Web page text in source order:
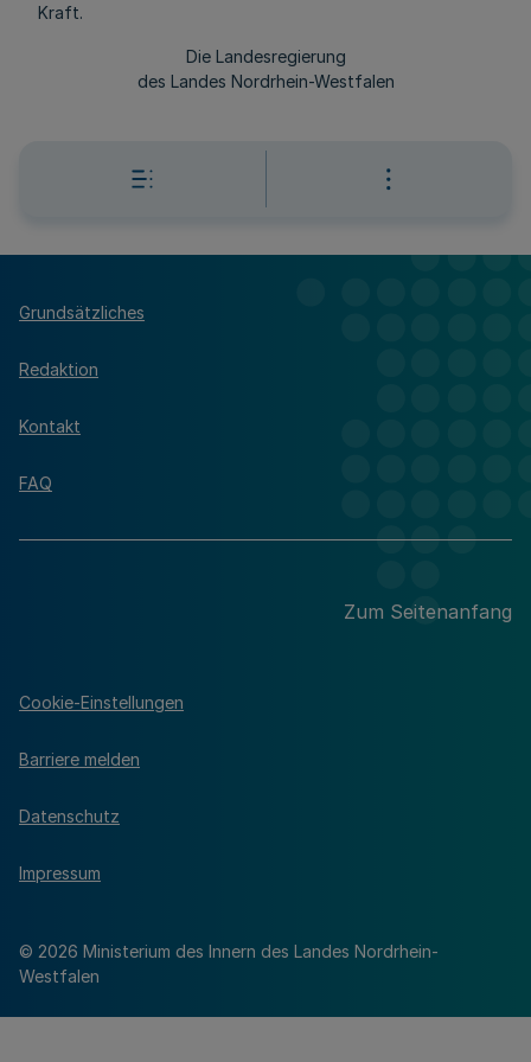
Kraft.
Die Landesregierung
des Landes Nordrhein-Westfalen
Grundsätzliches
Redaktion
Kontakt
FAQ
Zum Seitenanfang
© 2026 Ministerium des Innern des Landes Nordrhein-
Westfalen
Cookie-Einstellungen
Barriere melden
Datenschutz
Impressum